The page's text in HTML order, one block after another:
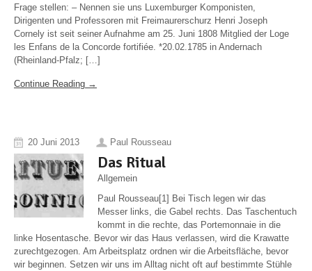
Frage stellen: – Nennen sie uns Luxemburger Komponisten,
Dirigenten und Professoren mit Freimaurerschurz Henri Joseph
Cornely ist seit seiner Aufnahme am 25. Juni 1808 Mitglied der Loge
les Enfans de la Concorde fortifiée. *20.02.1785 in Andernach
(Rheinland-Pfalz; […]
Continue Reading →
20 Juni 2013 Paul Rousseau
Das Ritual
Allgemein
Paul Rousseau[1] Bei Tisch legen wir das
Messer links, die Gabel rechts. Das Taschentuch
kommt in die rechte, das Portemonnaie in die
linke Hosentasche. Bevor wir das Haus verlassen, wird die Krawatte
zurechtgezogen. Am Arbeitsplatz ordnen wir die Arbeitsfläche, bevor
wir beginnen. Setzen wir uns im Alltag nicht oft auf bestimmte Stühle